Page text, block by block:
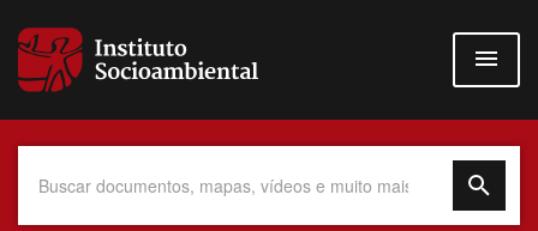
para
conteúdo